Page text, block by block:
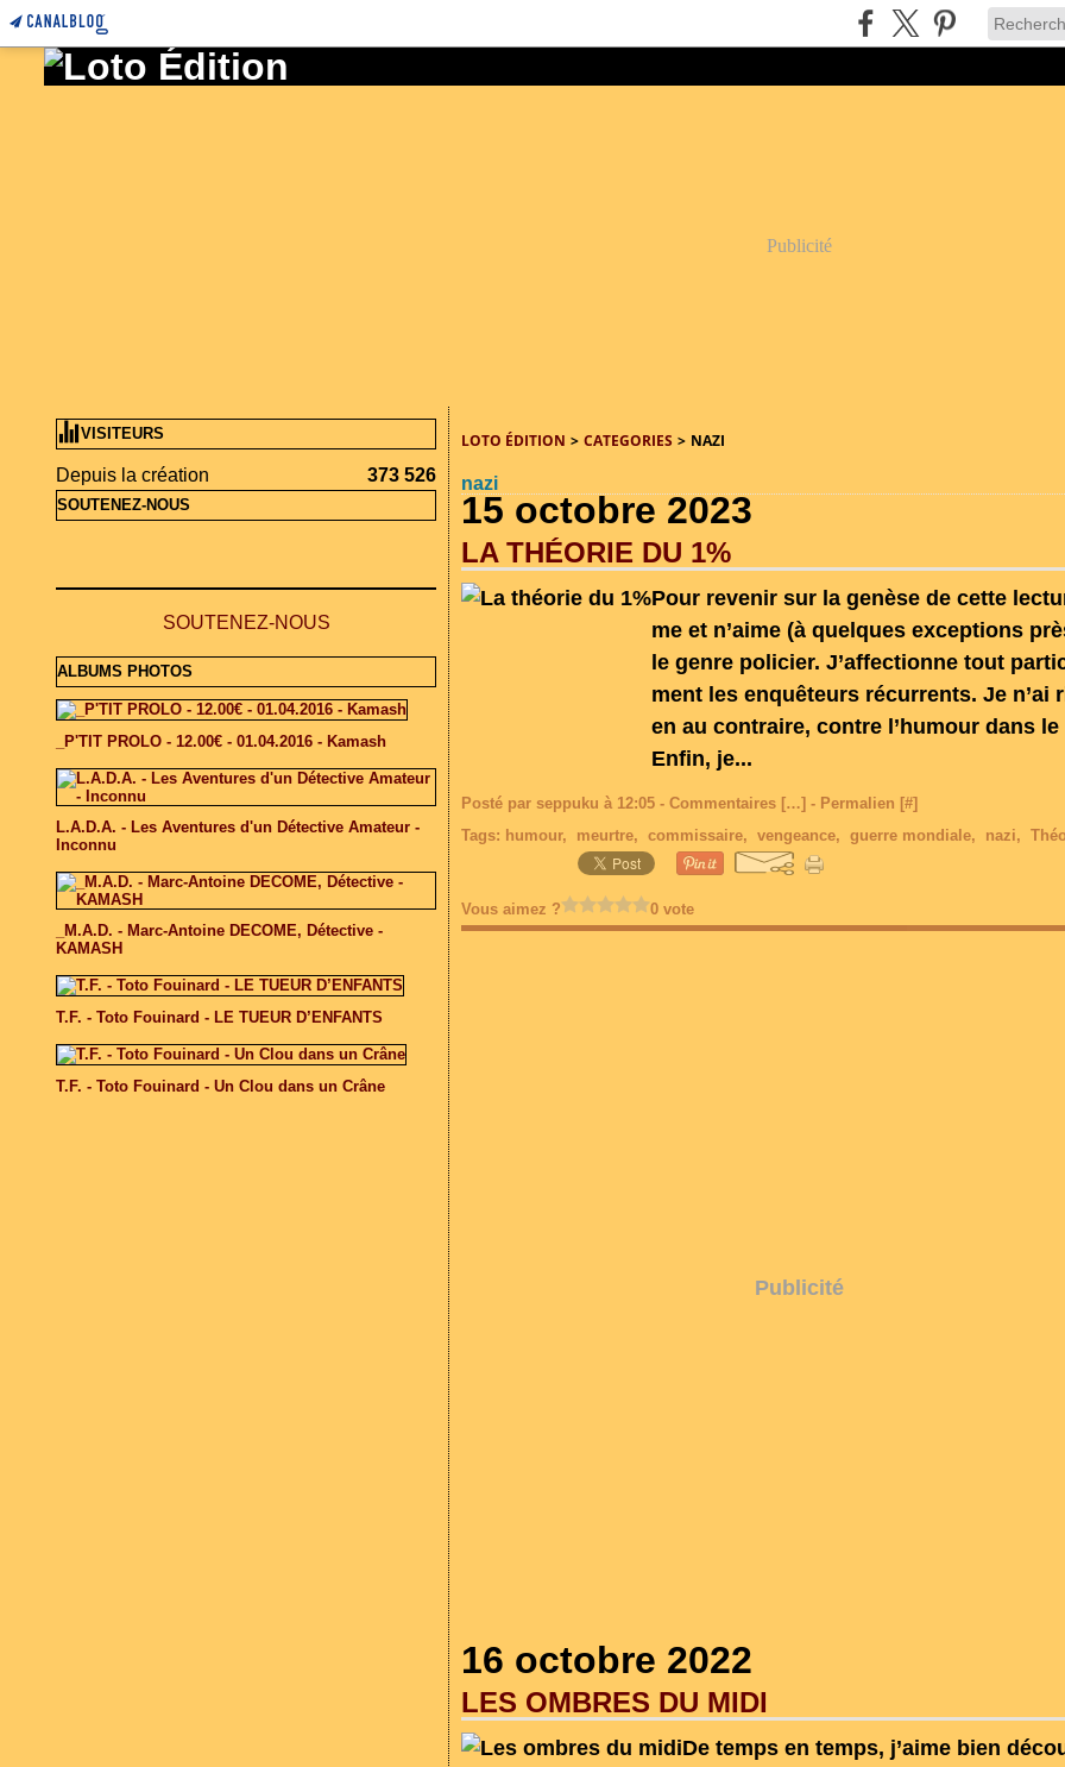
Publicité
VISITEURS
Depuis la création 373 526
SOUTENEZ-NOUS
SOUTENEZ-NOUS
ALBUMS PHOTOS
_P'TIT PROLO - 12.00€ - 01.04.2016 - Kamash
L.A.D.A. - Les Aventures d'un Détective Amateur -
Inconnu
_M.A.D. - Marc-Antoine DECOME, Détective -
KAMASH
T.F. - Toto Fouinard - LE TUEUR D’ENFANTS
T.F. - Toto Fouinard - Un Clou dans un Crâne
LOTO ÉDITION > CATEGORIES > NAZI
nazi
15 octobre 2023
LA THÉORIE DU 1%
Pour revenir sur la genèse de cette
me et n’aime (à quelques exceptions
le genre policier. J’affectionne tout
ment les enquêteurs récurrents. Je n’ai
en au contraire, contre l’humour dans le
Enfin, je...
Posté par seppuku à 12:05 - Commentaires […] - Permalien [#]
Tags: humour, meurtre, commissaire, vengeance, guerre mondiale, nazi,
Vous aimez ? 0 vote
Publicité
16 octobre 2022
LES OMBRES DU MIDI
De temps en temps, j’aime bien